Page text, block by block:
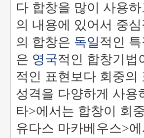
다 합창을 많이 사용
의 내용에 있어서 중
의 합창은 독일 적인
은 영국적인 합창기법
적인 표현보다 회중의
성격을 다양하게 사용
타>에서는 합창이 회
유다스 마카베우스>